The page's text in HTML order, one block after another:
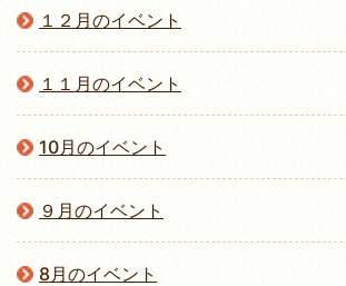
１２月のイベント
１１月のイベント
10月のイベント
９月のイベント
8月のイベント